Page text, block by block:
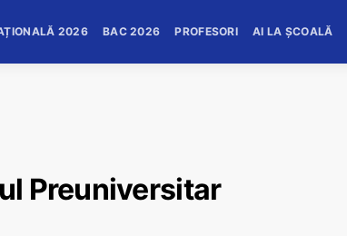
2026 BAC 2026 PROFESORI AI LA ȘCOALĂ
Preuniversitar